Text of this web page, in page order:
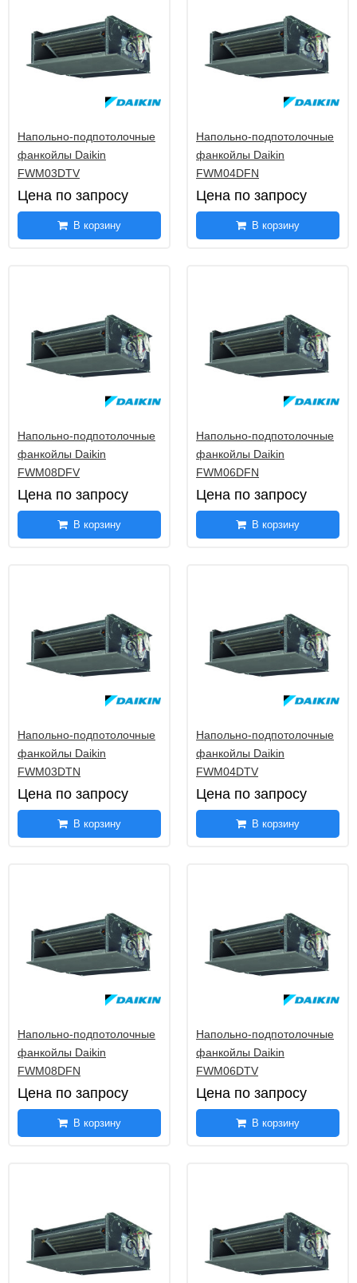
Напольно-подпотолочные
фанкойлы Daikin
FWM03DTV
Цена по запросу
В корзину
Напольно-подпотолочные
фанкойлы Daikin
FWM04DFN
Цена по запросу
В корзину
Напольно-подпотолочные
фанкойлы Daikin
FWM08DFV
Цена по запросу
В корзину
Напольно-подпотолочные
фанкойлы Daikin
FWM06DFN
Цена по запросу
В корзину
Напольно-подпотолочные
фанкойлы Daikin
FWM03DTN
Цена по запросу
В корзину
Напольно-подпотолочные
фанкойлы Daikin
FWM04DTV
Цена по запросу
В корзину
Напольно-подпотолочные
фанкойлы Daikin
FWM08DFN
Цена по запросу
В корзину
Напольно-подпотолочные
фанкойлы Daikin
FWM06DTV
Цена по запросу
В корзину